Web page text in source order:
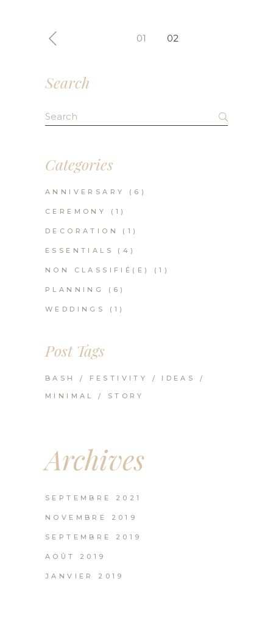
Pagination
publications
01 02
Search
Search
for:
Categories
ANNIVERSARY (6)
CEREMONY (1)
DECORATION (1)
ESSENTIALS (4)
NON CLASSIFIÉ(E) (1)
PLANNING (6)
WEDDINGS (1)
Post Tags
BASH FESTIVITY IDEAS
MINIMAL STORY
Archives
SEPTEMBRE 2021
NOVEMBRE 2019
SEPTEMBRE 2019
AOÛT 2019
JANVIER 2019